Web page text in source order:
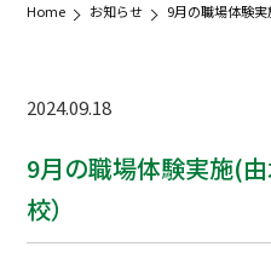
Home お知らせ 9月の職場体験実
2024.09.18
9月の職場体験実施(
校）